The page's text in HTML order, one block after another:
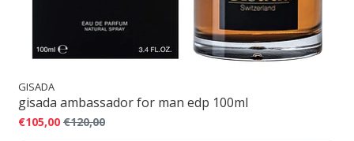
GISADA
gisada ambassador for man edp 100ml
€105,00 €120,00